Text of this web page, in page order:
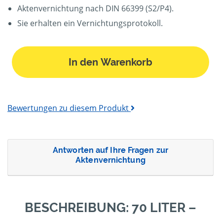
Aktenvernichtung nach DIN 66399 (S2/P4).
Sie erhalten ein Vernichtungsprotokoll.
In den Warenkorb
Bewertungen zu diesem Produkt
Antworten auf Ihre Fragen zur
Aktenvernichtung
BESCHREIBUNG: 70 LITER –